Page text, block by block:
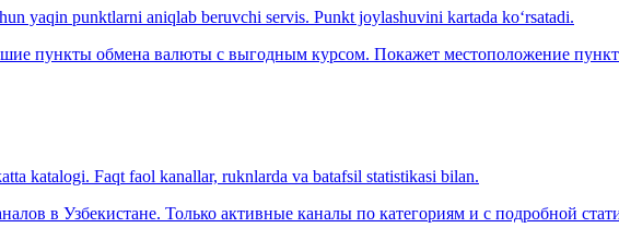
yaqin punktlarni aniqlab beruvchi servis. Punkt joylashuvini kartada ko‘rsatadi.
пункты обмена валюты с выгодным курсом. Покажет местоположение
katalogi. Faqt faol kanallar, ruknlarda va batafsil statistikasi bilan.
в Узбекистане. Только активные каналы по категориям и с подробной